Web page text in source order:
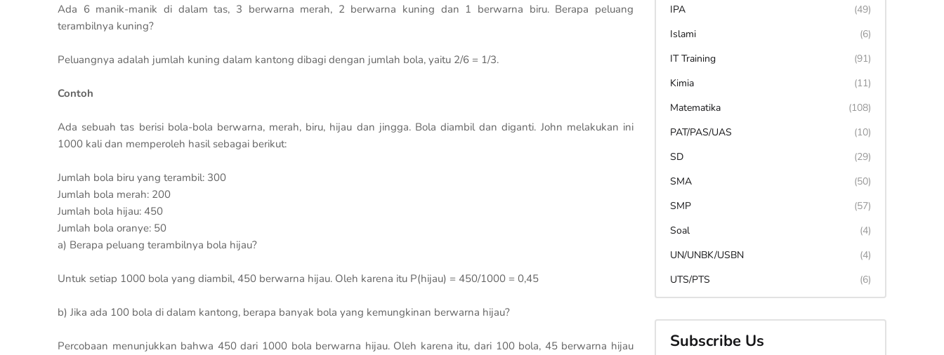
Ada 6 manik-manik di dalam tas, 3 berwarna merah, 2 berwarna kuning dan 1 berwarna biru. Berapa peluang
terambilnya kuning?
Peluangnya adalah jumlah kuning dalam kantong dibagi dengan jumlah bola, yaitu 2/6 = 1/3.
Contoh
Ada sebuah tas berisi bola-bola berwarna, merah, biru, hijau dan jingga. Bola diambil dan diganti. John melakukan ini
1000 kali dan memperoleh hasil sebagai berikut:
Jumlah bola biru yang terambil: 300
Jumlah bola merah: 200
Jumlah bola hijau: 450
Jumlah bola oranye: 50
a) Berapa peluang terambilnya bola hijau?
Untuk setiap 1000 bola yang diambil, 450 berwarna hijau. Oleh karena itu P(hijau) = 450/1000 = 0,45
b) Jika ada 100 bola di dalam kantong, berapa banyak bola yang kemungkinan berwarna hijau?
Percobaan menunjukkan bahwa 450 dari 1000 bola berwarna hijau. Oleh karena itu, dari 100 bola, 45 berwarna hijau
IPA
(49)
Islami
(6)
IT Training
(91)
Kimia
(11)
Matematika
(108)
PAT/PAS/UAS
(10)
SD
(29)
SMA
(50)
SMP
(57)
Soal
(4)
UN/UNBK/USBN
(4)
UTS/PTS
(6)
Subscribe Us